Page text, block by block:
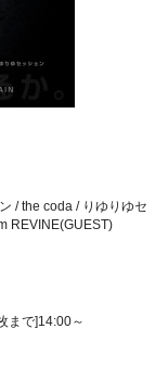
/ the coda / りゆりゆセ
REVINE(GUEST)
まで]14:00～